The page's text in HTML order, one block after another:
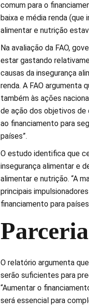
comum para o
baixa e média renda
alimentar e nutrição
Na avaliação da FAO,
estar gastando
causas da insegurança
renda. A FAO argumenta
também às ações
de ação dos objetivos de
ao financiamento para
países”.
O estudo identifica que
insegurança alimentar e
alimentar e nutrição. “A
principais
financiamento para
O relatório argumenta
serão suficientes para
“Aumentar o
será essencial para